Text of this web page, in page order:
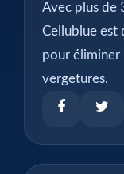
Avec plus de
Cellublue est
pour éliminer
vergetures.